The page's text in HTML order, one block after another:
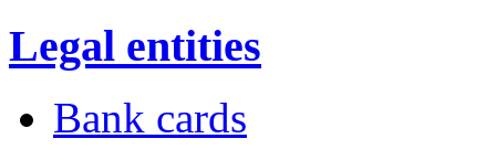
Legal entities
Bank cards